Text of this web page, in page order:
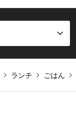
ランチ ごはん